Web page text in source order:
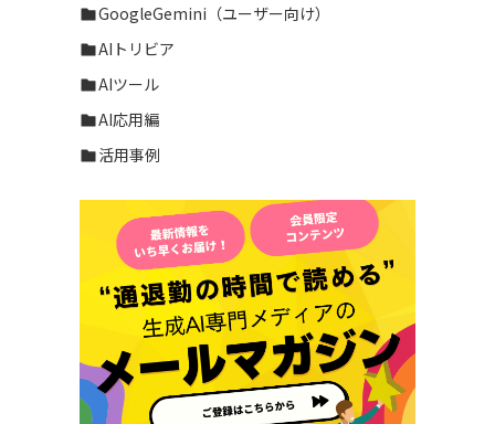
GoogleGemini（ユーザー向け）
AIトリビア
AIツール
AI応用編
活用事例